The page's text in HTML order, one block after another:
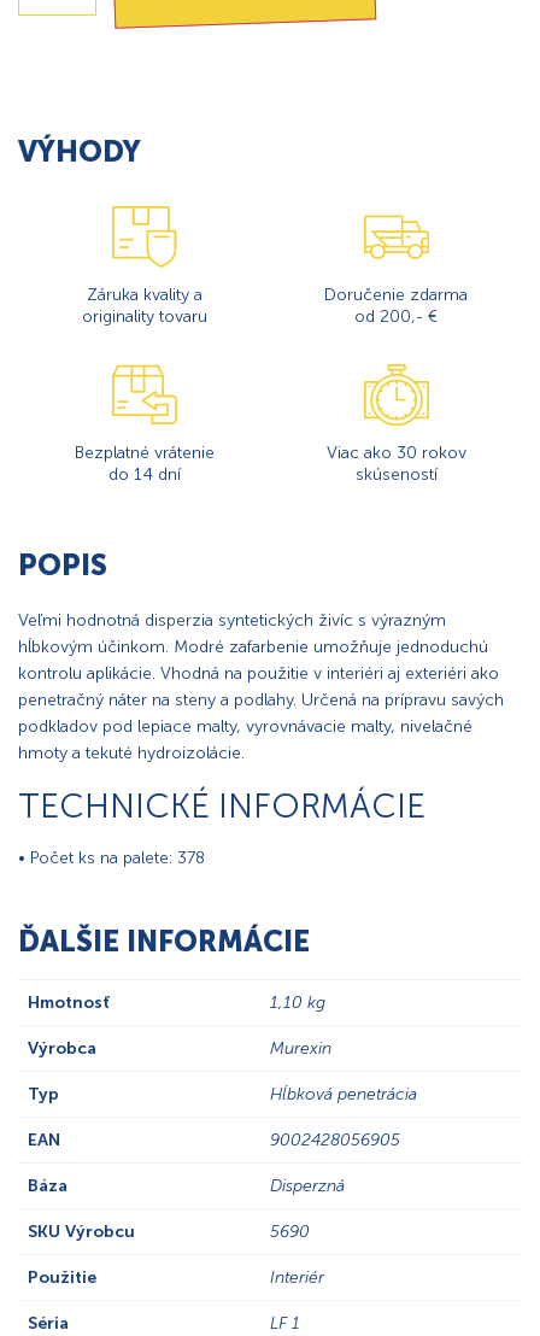
VÝHODY
Záruka kvality a
originality tovaru
Doručenie zdarma
od 200,- €
Bezplatné vrátenie
do 14 dní
Viac ako 30 rokov
skúseností
POPIS
Veľmi hodnotná disperzia syntetických živíc s výrazným
hĺbkovým účinkom. Modré zafarbenie umožňuje jednoduchú
kontrolu aplikácie. Vhodná na použitie v interiéri aj exteriéri ako
penetračný náter na steny a podlahy. Určená na prípravu savých
podkladov pod lepiace malty, vyrovnávacie malty, nivelačné
hmoty a tekuté hydroizolácie.
TECHNICKÉ INFORMÁCIE
• Počet ks na palete: 378
ĎALŠIE INFORMÁCIE
Hmotnosť 1,10 kg
Výrobca Murexin
Typ Hĺbková penetrácia
EAN 9002428056905
Báza Disperzná
SKU Výrobcu 5690
Použitie Interiér
Séria LF 1